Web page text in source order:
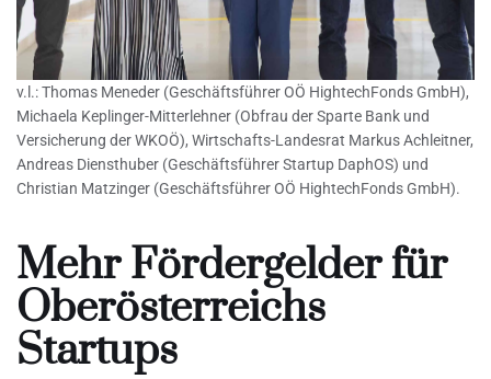
v.l.: Thomas Meneder (Geschäftsführer OÖ HightechFonds GmbH),
Michaela Keplinger-Mitterlehner (Obfrau der Sparte Bank und
Versicherung der WKOÖ), Wirtschafts-Landesrat Markus Achleitner,
Andreas Diensthuber (Geschäftsführer Startup DaphOS) und
Christian Matzinger (Geschäftsführer OÖ HightechFonds GmbH).
Mehr Fördergelder für
Oberösterreichs
Startups